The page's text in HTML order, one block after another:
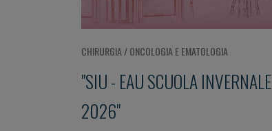
CHIRURGIA / ONCOLOGIA E EMATOLOGIA
"SIU - EAU SCUOLA INVERNALE
2026"